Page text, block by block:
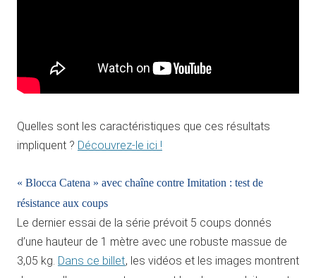
Quelles sont les caractéristiques que ces résultats
impliquent ? Découvrez-le ici !
« Blocca Catena » avec chaîne contre Imitation : test de
résistance aux coups
Le dernier essai de la série prévoit 5 coups donnés
d’une hauteur de 1 mètre avec une robuste massue de
3,05 kg. Dans ce billet, les vidéos et les images montrent